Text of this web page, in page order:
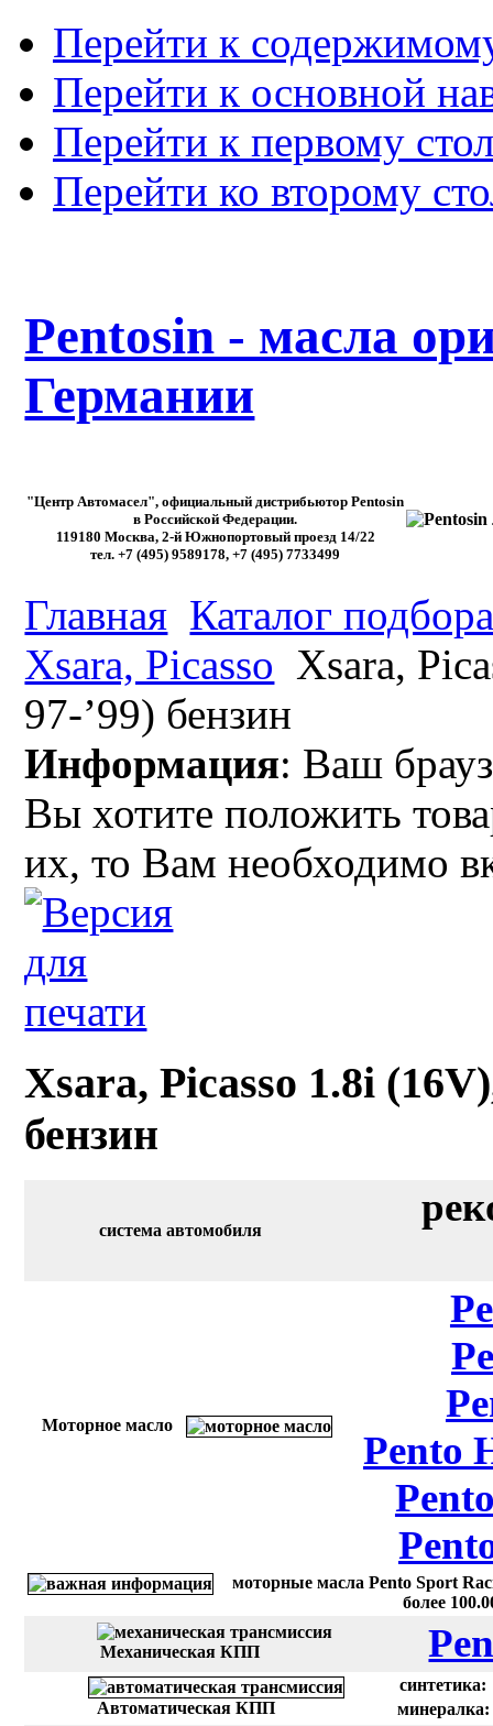
Перейти к
Перейти к основной
Перейти к первому
Перейти ко второму
Pentosin - масла
Германии
"Центр Автомасел", официальный дистрибьютор Pentosin
в Российской Федерации.
119180 Москва, 2-й Южнопортовый проезд 14/22
тел. +7 (495) 9589178, +7 (495) 7733499
Главная Каталог
Xsara, Picasso Xsara,
97-’99) бензин
Информация: Ваш
Вы хотите положить
их, то Вам необходимо
Xsara, Picasso 1.8i
бензин
система автомобиля
Моторное масло
Pento
моторные масла Pento Sport
более
Механическая КПП
Автоматическая КПП
синтетика:
минералка: